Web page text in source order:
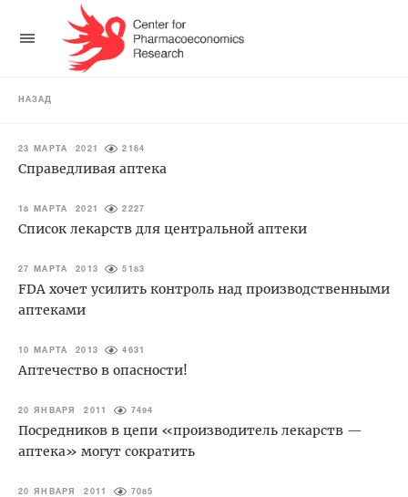
НАЗАД
23 МАРТА 2021 2164
Справедливая аптека
18 МАРТА 2021 2227
Список лекарств для центральной аптеки
27 МАРТА 2013 5183
FDA хочет усилить контроль над производственными
аптеками
10 МАРТА 2013 4631
Аптечество в опасности!
20 ЯНВАРЯ 2011 7494
Посредников в цепи «производитель лекарств —
аптека» могут сократить
20 ЯНВАРЯ 2011 7085